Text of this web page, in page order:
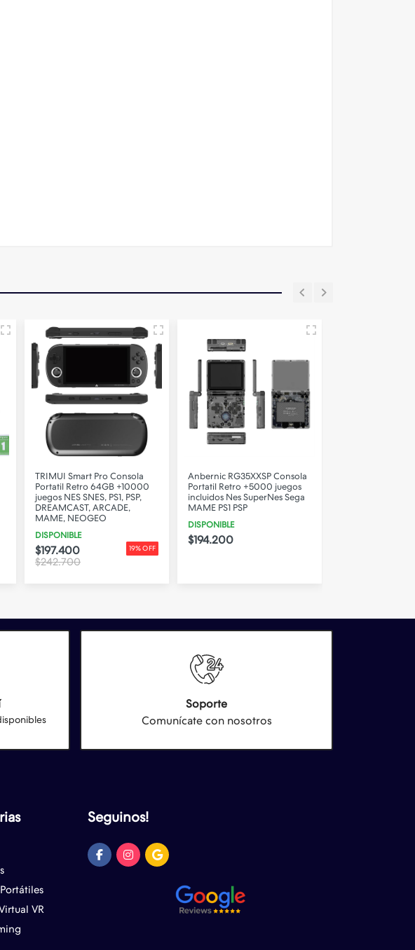
TRIMUI Smart Pro Consola
Portatil Retro 64GB +10000
juegos NES SNES, PS1, PSP,
DREAMCAST, ARCADE,
MAME, NEOGEO
DISPONIBLE
19% OFF
$197.400
$242.700
Anbernic RG35XXSP Consola
Portatil Retro +5000 juegos
incluidos Nes SuperNes Sega
MAME PS1 PSP
DISPONIBLE
$194.200
Soporte
Comunícate con nosotros
VR
Seguinos!